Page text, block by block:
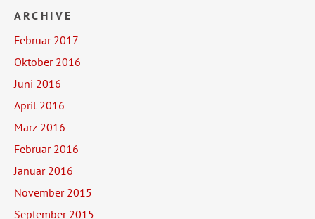
ARCHIVE
Februar 2017
Oktober 2016
Juni 2016
April 2016
März 2016
Februar 2016
Januar 2016
November 2015
September 2015